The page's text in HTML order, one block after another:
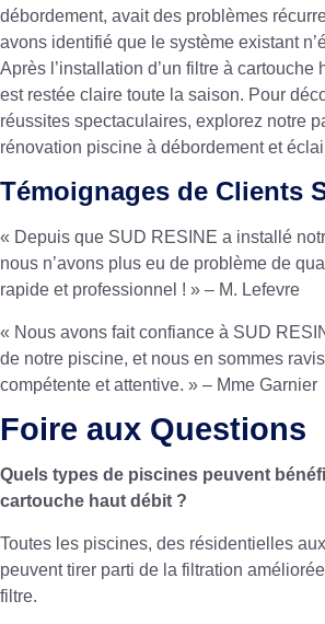
débordement, avait des problèmes
avons identifié que le système existant
Après l’installation d’un filtre à cartouche
est restée claire toute la saison. Pour
réussites spectaculaires, explorez notre
rénovation piscine à débordement et
Témoignages de Clients
« Depuis que SUD RESINE a installé
nous n’avons plus eu de problème de
rapide et professionnel ! » – M. Lefevre
« Nous avons fait confiance à SUD
de notre piscine, et nous en sommes
compétente et attentive. » – Mme Garnier
Foire aux Questions
Quels types de piscines peuvent
cartouche haut débit ?
Toutes les piscines, des résidentielles
peuvent tirer parti de la filtration
filtre.